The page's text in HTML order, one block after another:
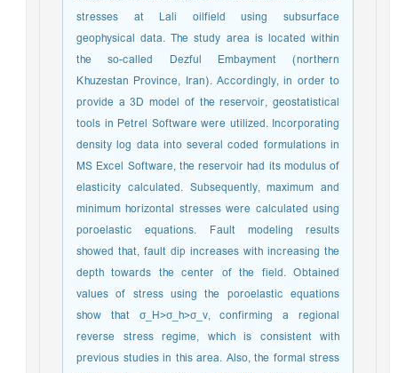
stresses at Lali oilfield using subsurface
geophysical data. The study area is located within
the so-called Dezful Embayment (northern
Khuzestan Province, Iran). Accordingly, in order to
provide a 3D model of the reservoir, geostatistical
tools in Petrel Software were utilized. Incorporating
density log data into several coded formulations in
MS Excel Software, the reservoir had its modulus of
elasticity calculated. Subsequently, maximum and
minimum horizontal stresses were calculated using
poroelastic equations. Fault modeling results
showed that, fault dip increases with increasing the
depth towards the center of the field. Obtained
values of stress using the poroelastic equations
show that σ_H>σ_h>σ_v, confirming a regional
reverse stress regime, which is consistent with
previous studies in this area. Also, the formal stress